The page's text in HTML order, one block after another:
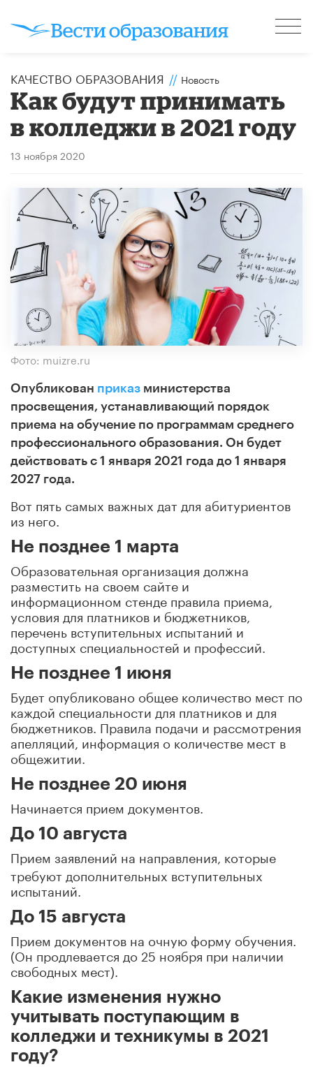
КАЧЕСТВО ОБРАЗОВАНИЯ // Новость
Как будут принимать
в колледжи в 2021 году
13 ноября 2020
Фото: muizre.ru
Опубликован приказ министерства
просвещения, устанавливающий порядок
приема на обучение по программам среднего
профессионального образования. Он будет
действовать с 1 января 2021 года до 1 января
2027 года.
Вот пять самых важных дат для абитуриентов
из него.
Не позднее 1 марта
Образовательная организация должна
разместить на своем сайте и
информационном стенде правила приема,
условия для платников и бюджетников,
перечень вступительных испытаний и
доступных специальностей и профессий.
Не позднее 1 июня
Будет опубликовано общее количество мест по
каждой специальности для платников и для
бюджетников. Правила подачи и рассмотрения
апелляций, информация о количестве мест в
общежитии.
Не позднее 20 июня
Начинается прием документов.
До 10 августа
Прием заявлений на направления, которые
требуют дополнительных вступительных
испытаний.
До 15 августа
Прием документов на очную форму обучения.
(Он продлевается до 25 ноября при наличии
свободных мест).
Какие изменения нужно
учитывать поступающим в
колледжи и техникумы в 2021
году?